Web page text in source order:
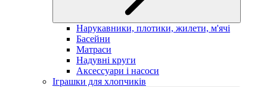
Нарукавники, плотики, жилети, м'ячі
Басейни
Матраси
Надувні круги
Аксессуари і насоси
Іграшки для хлопчиків